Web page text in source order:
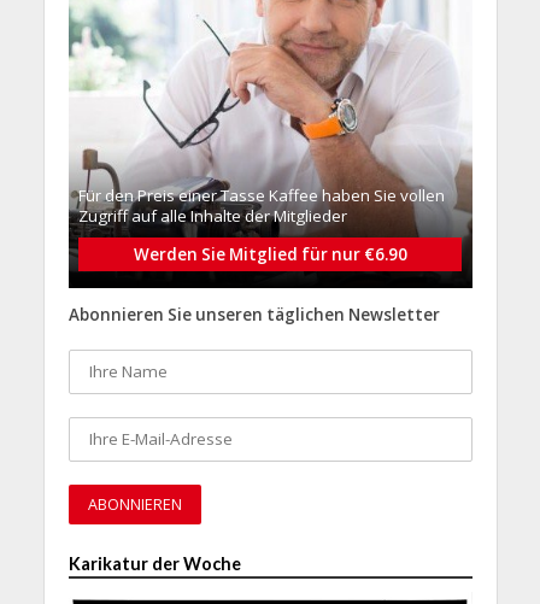
Für den Preis einer Tasse Kaffee haben Sie vollen
Zugriff auf alle Inhalte der Mitglieder
Werden Sie Mitglied für nur €6.90
Abonnieren Sie unseren täglichen Newsletter
Karikatur der Woche